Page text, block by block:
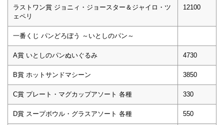
ラストワン賞 ジョニィ・ジョースター＆ジャイロ・ツ
ェペリ
12100
一番くじ パンどろぼう ～いとしのパン～
A賞 いとしのパンぬいぐるみ 4730
B賞 ホットサンドマシーン 3850
C賞 プレート・マグカップアソート 各種 330
D賞 スープボウル・グラスアソート 各種 550